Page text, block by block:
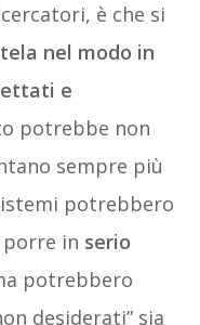
è che si
nel modo in
e
potrebbe non
sempre più
potrebbero
in serio
potrebbero
desiderati” sia